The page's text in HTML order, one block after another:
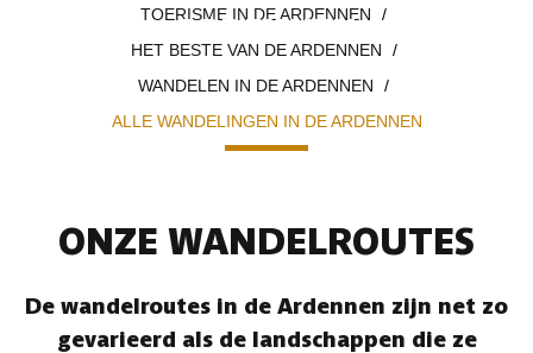
ARDENNEN
TOERISME IN DE ARDENNEN
HET BESTE VAN DE ARDENNEN
WANDELEN IN DE ARDENNEN
ALLE WANDELINGEN IN DE ARDENNEN
ONZE WANDELROUTES
De wandelroutes in de Ardennen zijn net zo
gevarieerd als de landschappen die ze